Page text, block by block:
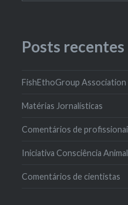
Posts recentes
FishEthoGroup Association
Matérias Jornalísticas
Comentários de
Iniciativa Consciência Animal
Comentários de cientistas